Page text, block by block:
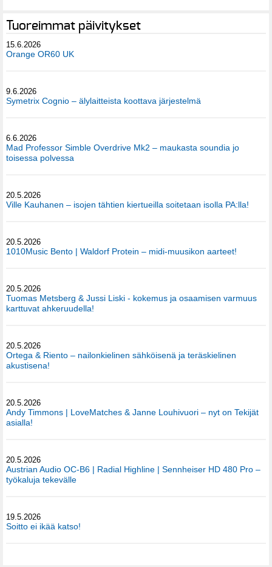
Tuoreimmat päivitykset
15.6.2026
Orange OR60 UK
9.6.2026
Symetrix Cognio – älylaitteista koottava järjestelmä
6.6.2026
Mad Professor Simble Overdrive Mk2 – maukasta soundia jo
toisessa polvessa
20.5.2026
Ville Kauhanen – isojen tähtien kiertueilla soitetaan isolla PA:lla!
20.5.2026
1010Music Bento | Waldorf Protein – midi-muusikon aarteet!
20.5.2026
Tuomas Metsberg & Jussi Liski - kokemus ja osaamisen varmuus
karttuvat ahkeruudella!
20.5.2026
Ortega & Riento – nailonkielinen sähköisenä ja teräskielinen
akustisena!
20.5.2026
Andy Timmons | LoveMatches & Janne Louhivuori – nyt on Tekijät
asialla!
20.5.2026
Austrian Audio OC-B6 | Radial Highline | Sennheiser HD 480 Pro –
työkaluja tekevälle
19.5.2026
Soitto ei ikää katso!